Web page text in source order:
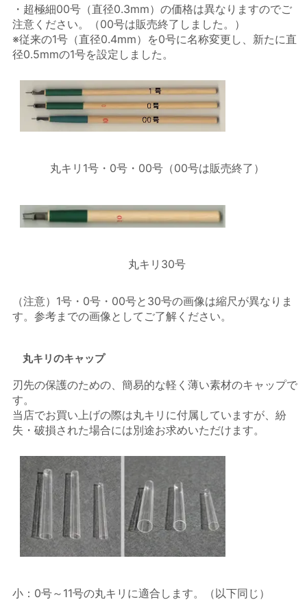
・超極細00号（直径0.3mm）の価格は異なりますのでご
注意ください。（00号は販売終了しました。）
※従来の1号（直径0.4mm）を0号に名称変更し、新たに直
径0.5mmの1号を設定しました。
丸キリ1号・0号・00号（00号は販売終了）
丸キリ30号
（注意）1号・0号・00号と30号の画像は縮尺が異なりま
す。参考までの画像としてご了解ください。
丸キリのキャップ
刃先の保護のための、簡易的な軽く薄い素材のキャップで
す。
当店でお買い上げの際は丸キリに付属していますが、紛
失・破損された場合には別途お求めいただけます。
小：0号～11号の丸キリに適合します。（以下同じ）